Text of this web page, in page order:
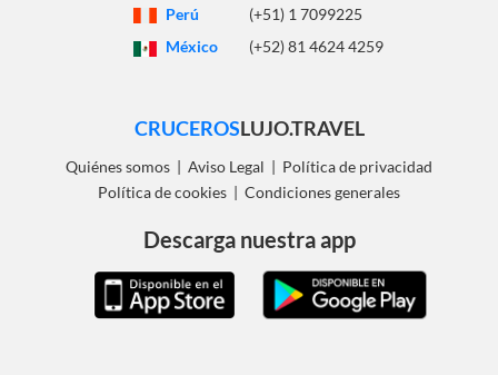
Perú
(+51) 1 7099225
México
(+52) 81 4624 4259
CRUCEROSLUJO.TRAVEL
Quiénes somos | Aviso Legal | Política de privacidad
Política de cookies | Condiciones generales
Descarga nuestra app